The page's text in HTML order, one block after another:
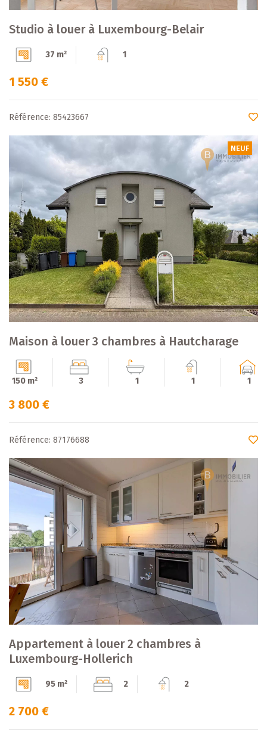
Studio à louer à Luxembourg-Belair
37 m² 1
1 550 €
Référence: 85423667
NEUF
Maison à louer 3 chambres à Hautcharage
150 m² 3 1 1 1
3 800 €
Référence: 87176688
Appartement à louer 2 chambres à
Luxembourg-Hollerich
95 m² 2 2
2 700 €